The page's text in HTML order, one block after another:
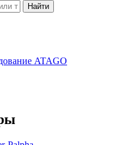
Найти
ATAGO